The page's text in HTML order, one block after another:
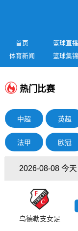
首页 篮球直播
体育新闻
篮球集锦
热门比赛
中超 英超
法甲 欧冠
2026-08-08 今天
乌德勒支女足